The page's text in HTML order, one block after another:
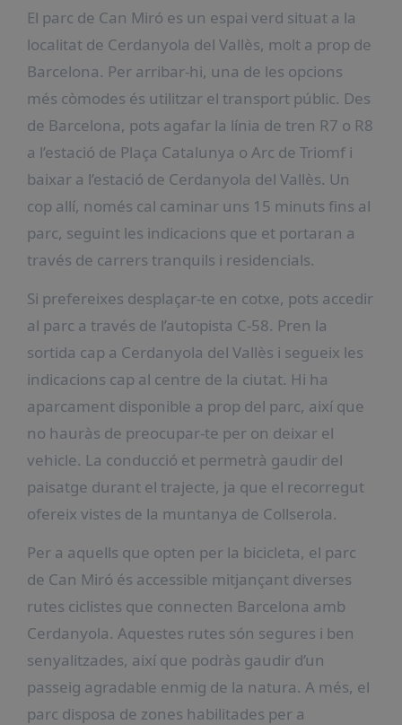
El parc de Can Miró es un espai verd situat a la
localitat de Cerdanyola del Vallès, molt a prop de
Barcelona. Per arribar-hi, una de les opcions
més còmodes és utilitzar el transport públic. Des
de Barcelona, pots agafar la línia de tren R7 o R8
a l’estació de Plaça Catalunya o Arc de Triomf i
baixar a l’estació de Cerdanyola del Vallès. Un
cop allí, només cal caminar uns 15 minuts fins al
parc, seguint les indicacions que et portaran a
través de carrers tranquils i residencials.
Si prefereixes desplaçar-te en cotxe, pots accedir
al parc a través de l’autopista C-58. Pren la
sortida cap a Cerdanyola del Vallès i segueix les
indicacions cap al centre de la ciutat. Hi ha
aparcament disponible a prop del parc, així que
no hauràs de preocupar-te per on deixar el
vehicle. La conducció et permetrà gaudir del
paisatge durant el trajecte, ja que el recorregut
ofereix vistes de la muntanya de Collserola.
Per a aquells que opten per la bicicleta, el parc
de Can Miró és accessible mitjançant diverses
rutes ciclistes que connecten Barcelona amb
Cerdanyola. Aquestes rutes són segures i ben
senyalitzades, així que podràs gaudir d’un
passeig agradable enmig de la natura. A més, el
parc disposa de zones habilitades per a